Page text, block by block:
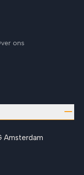
ons
Amsterdam